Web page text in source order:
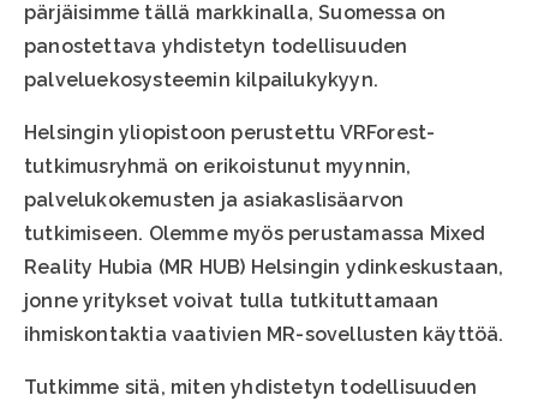
pärjäisimme tällä markkinalla, Suomessa on
panostettava yhdistetyn todellisuuden
palveluekosysteemin kilpailukykyyn.
Helsingin yliopistoon perustettu VRForest-
tutkimusryhmä on erikoistunut myynnin,
palvelukokemusten ja asiakaslisäarvon
tutkimiseen. Olemme myös perustamassa Mixed
Reality Hubia (MR HUB) Helsingin ydinkeskustaan,
jonne yritykset voivat tulla tutkituttamaan
ihmiskontaktia vaativien MR-sovellusten käyttöä.
Tutkimme sitä, miten yhdistetyn todellisuuden